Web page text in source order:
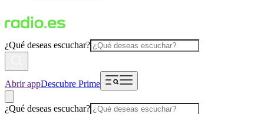
¿Qué deseas escuchar?
Abrir appDescubre Prime
¿Qué deseas escuchar?